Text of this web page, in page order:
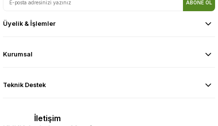
ABONE OL
Üyelik & İşlemler
Kurumsal
Teknik Destek
İletişim